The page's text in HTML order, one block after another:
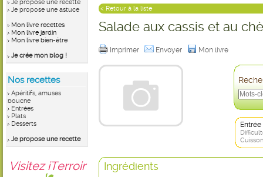
Je propose une recette
Je propose une astuce
Mon livre recettes
Mon livre jardin
Mon livre bien-être
Je crée mon blog !
Nos recettes
Apéritifs, amuses
bouche
Entrées
Plats
Desserts
Je propose une recette
Visitez iTerroir
< Retour à la liste
Salade aux cassis et au
Imprimer Envoyer Mon livre
Entrée
Ingrédients